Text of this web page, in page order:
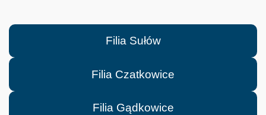
Filia Sułów
Filia Czatkowice
Filia Gądkowice